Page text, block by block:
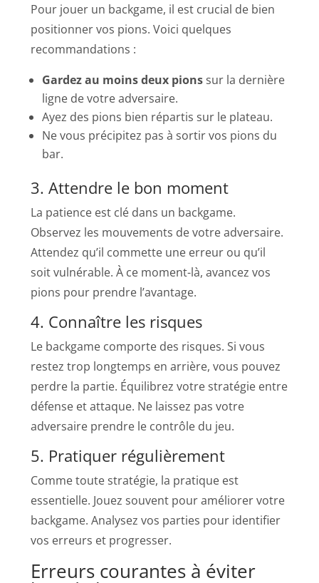
Pour jouer un backgame, il est crucial de bien
positionner vos pions. Voici quelques
recommandations :
Gardez au moins deux pions sur la dernière
ligne de votre adversaire.
Ayez des pions bien répartis sur le plateau.
Ne vous précipitez pas à sortir vos pions du
bar.
3. Attendre le bon moment
La patience est clé dans un backgame.
Observez les mouvements de votre adversaire.
Attendez qu’il commette une erreur ou qu’il
soit vulnérable. À ce moment-là, avancez vos
pions pour prendre l’avantage.
4. Connaître les risques
Le backgame comporte des risques. Si vous
restez trop longtemps en arrière, vous pouvez
perdre la partie. Équilibrez votre stratégie entre
défense et attaque. Ne laissez pas votre
adversaire prendre le contrôle du jeu.
5. Pratiquer régulièrement
Comme toute stratégie, la pratique est
essentielle. Jouez souvent pour améliorer votre
backgame. Analysez vos parties pour identifier
vos erreurs et progresser.
Erreurs courantes à éviter